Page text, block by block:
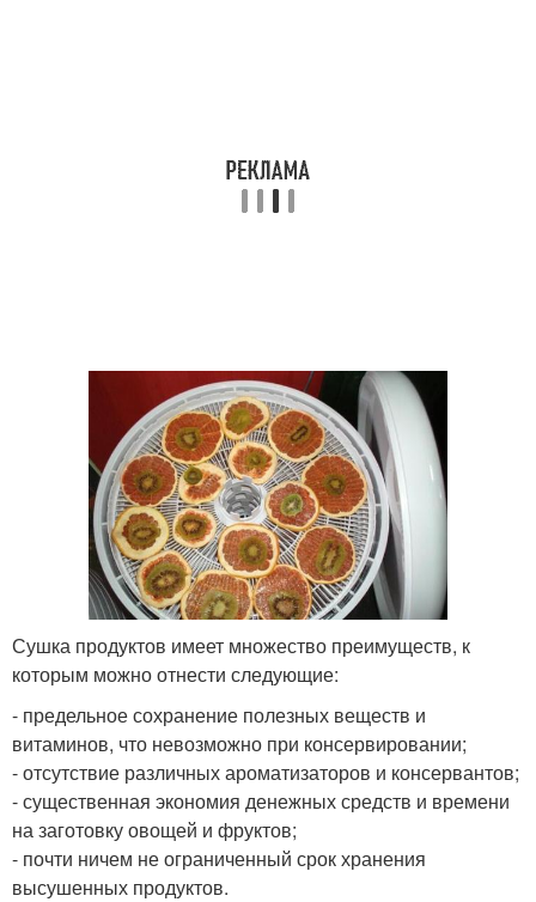
Сушка продуктов имеет множество преимуществ, к
которым можно отнести следующие:
- предельное сохранение полезных веществ и
витаминов, что невозможно при консервировании;
- отсутствие различных ароматизаторов и консервантов;
- существенная экономия денежных средств и времени
на заготовку овощей и фруктов;
- почти ничем не ограниченный срок хранения
высушенных продуктов.